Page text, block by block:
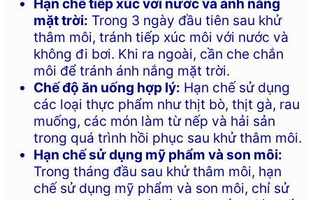
Hạn chế tiếp xúc với nước và ánh nắng
mặt trời: Trong 3 ngày đầu tiên sau khử
thâm môi, tránh tiếp xúc môi với nước và
không đi bơi. Khi ra ngoài, cần che chắn
môi để tránh ánh nắng mặt trời.
Chế độ ăn uống hợp lý: Hạn chế sử dụng
các loại thực phẩm như thịt bò, thịt gà, rau
muống, các món làm từ nếp và hải sản
trong quá trình hồi phục sau khử thâm môi.
Hạn chế sử dụng mỹ phẩm và son môi:
Trong tháng đầu sau khử thâm môi, hạn
chế sử dụng mỹ phẩm và son môi, chỉ sử